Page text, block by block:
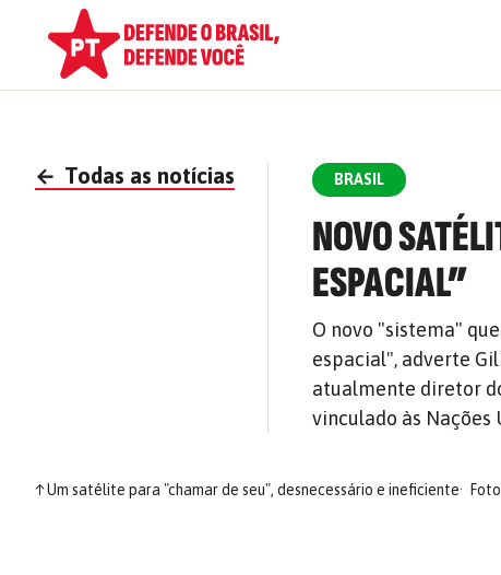
← Todas as notícias BRASIL
NOVO
ESPACIAL”
O novo "sistema"
espacial", adverte
atualmente diretor
vinculado às Nações
↑Um satélite para "chamar de seu", desnecessário e ineficiente